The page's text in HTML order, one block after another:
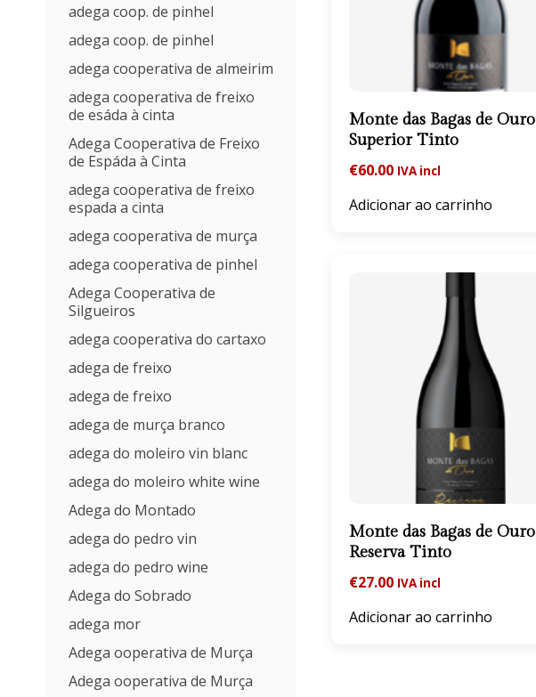
adega coop. de pinhel
adega coop. de pinhel
adega cooperativa de almeirim
adega cooperativa de freixo
de esáda à cinta
Adega Cooperativa de Freixo
de Espáda à Cinta
adega cooperativa de freixo
espada a cinta
adega cooperativa de murça
adega cooperativa de pinhel
Adega Cooperativa de
Silgueiros
adega cooperativa do cartaxo
adega de freixo
adega de freixo
adega de murça branco
adega do moleiro vin blanc
adega do moleiro white wine
Adega do Montado
adega do pedro vin
adega do pedro wine
Adega do Sobrado
adega mor
Adega ooperativa de Murça
Adega ooperativa de Murça
Monte das Bagas de Ouro
Superior Tinto
€60.00 IVA incl
Adicionar ao carrinho
Monte das Bagas de Ouro
Reserva Tinto
€27.00 IVA incl
Adicionar ao carrinho